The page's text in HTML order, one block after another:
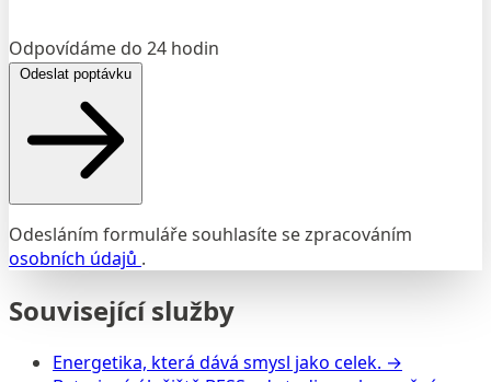
Odpovídáme do 24 hodin
Odeslat poptávku
Odesláním formuláře souhlasíte se zpracováním
osobních údajů .
Související služby
Energetika, která dává smysl jako celek. →